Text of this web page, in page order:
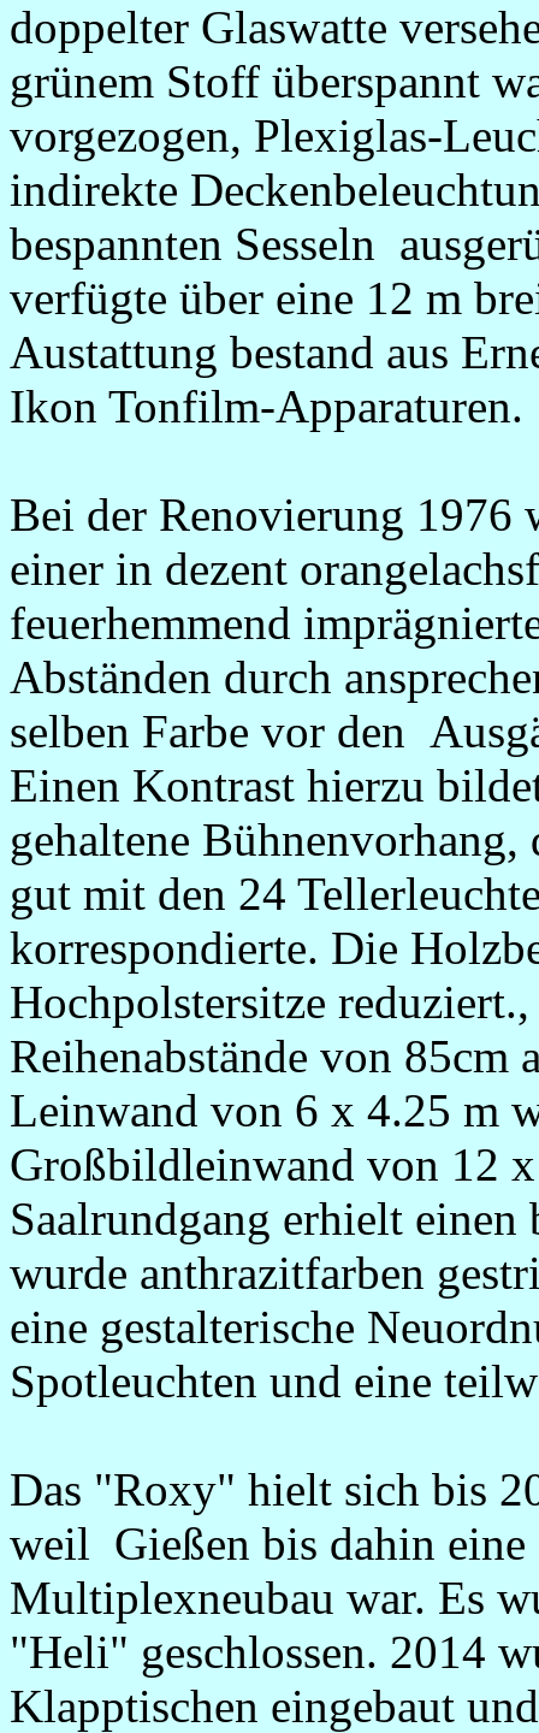
doppelter Glaswatte
grünem Stoff überspannt
vorgezogen, Plexiglas-
indirekte
bespannten Sesseln
verfügte über eine 12 m
Austattung bestand aus
Ikon Tonfilm-
Bei der Renovierung 1976
einer in dezent
feuerhemmend
Abständen durch
selben Farbe vor den
Einen Kontrast hierzu
gehaltene Bühnenvorhang,
gut mit den 24
korrespondierte. Die
Hochpolstersitze
Reihenabstände von
Leinwand von 6 x 4.25 m
Großbildleinwand von 12
Saalrundgang erhielt
wurde anthrazitfarben
eine gestalterische
Spotleuchten und eine
Das "Roxy" hielt sich bis
weil Gießen bis dahin eine
Multiplexneubau war. Es
"Heli" geschlossen. 2014
Klapptischen eingebaut